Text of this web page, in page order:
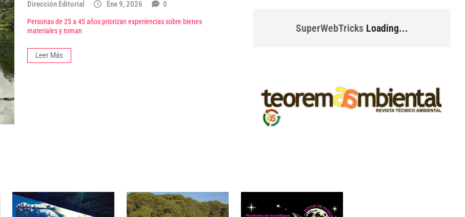
Dirección Editorial Ene 9, 2026 0
Personas de 25 a 45 años priorizan experiencias sobre bienes
materiales y toman
Leer Más
SuperWebTricksLoading...